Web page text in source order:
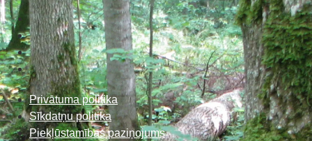
Privātuma politika
Sīkdatņu politika
Piekļūstamības paziņojums